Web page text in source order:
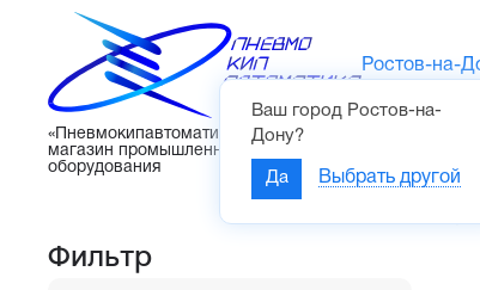
«Пневмокипавтоматика» – интернет-
магазин промышленного
оборудования
Ростов-на-
Ваш город Ростов-на-
Дону?
Да Выбрать другой
Фильтр